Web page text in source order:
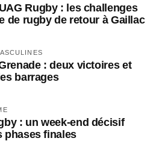
Rugby : les challenges
de rugby de retour à Gaillac
: deux victoires et
barrages
: un week-end décisif
phases finales